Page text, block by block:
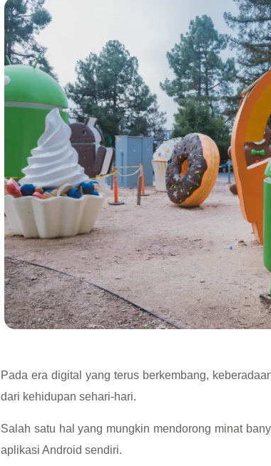
Pada era digital yang terus berkembang,
dari kehidupan sehari-hari.
Salah satu hal yang mungkin mendorong minat
aplikasi Android sendiri.